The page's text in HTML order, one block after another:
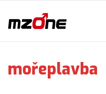
mořeplavba